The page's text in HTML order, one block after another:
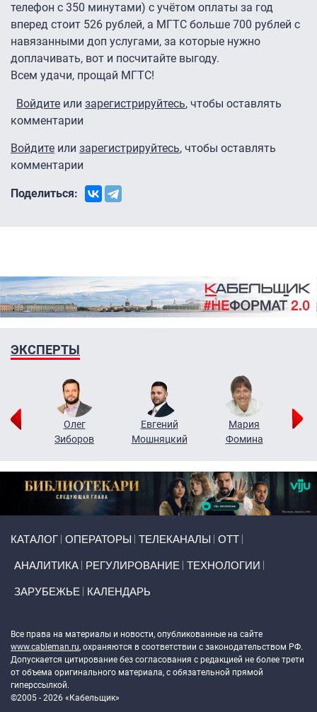
телефон с 350 минутами) с учётом оплаты за год
вперед стоит 526 рублей, а МГТС больше 700 рублей с
навязанными доп услугами, за которые нужно
доплачивать, вот и посчитайте выгоду.
Всем удачи, прощай МГТС!
Войдите или зарегистрируйтесь, чтобы оставлять
комментарии
Войдите или зарегистрируйтесь, чтобы оставлять
комментарии
Поделиться:
ЭКСПЕРТЫ
Олег
Зиборов
Евгений
Мошняцкий
Мария
Фомина
КАТАЛОГ ОПЕРАТОРЫ ТЕЛЕКАНАЛЫ ОТТ
АНАЛИТИКА РЕГУЛИРОВАНИЕ ТЕХНОЛОГИИ
ЗАРУБЕЖЬЕ КАЛЕНДАРЬ
Все права на материалы и новости, опубликованные на сайте
www.cableman.ru, охраняются в соответствии с законодательством РФ.
Допускается цитирование без согласования с редакцией не более трети
от объема оригинального материала, с обязательной прямой
гиперссылкой.
©2005 - 2026 «Кабельщик»